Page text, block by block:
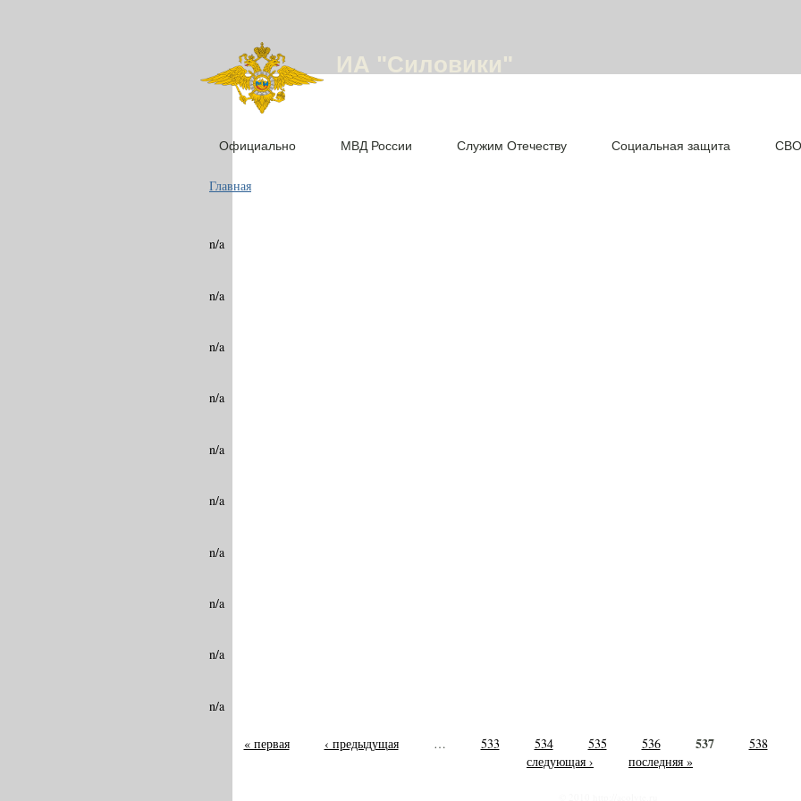
ИА "Силовики"
Официально МВД России Служим Отечеству Социальная защита СВО
Главная
n/a
n/a
n/a
n/a
n/a
n/a
n/a
n/a
n/a
n/a
« первая ‹ предыдущая … 533 534 535 536 537
538
следующая ›
последняя »